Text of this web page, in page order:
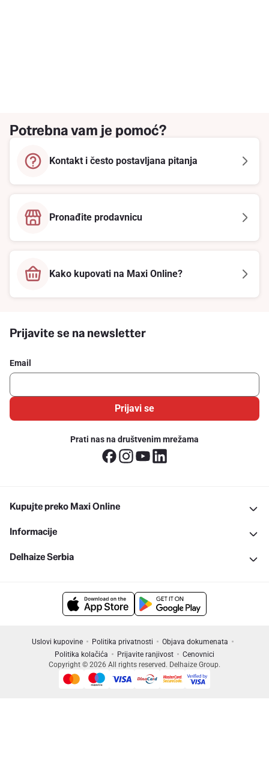
Potrebna vam je pomoć?
Kontakt i često postavljana pitanja
Pronađite prodavnicu
Kako kupovati na Maxi Online?
Prijavite se na newsletter
Email
Prijavi se
Prati nas na društvenim mrežama
Kupujte preko Maxi Online
Informacije
Delhaize Serbia
Uslovi kupovine Politika privatnosti
Objava dokumenata
Politika kolačića
Prijavite ranjivost
Cenovnici
Copyright © 2026 All rights reserved. Delhaize Group.